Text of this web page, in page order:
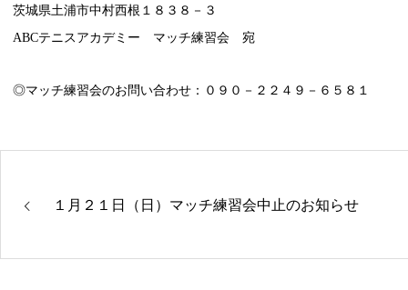
茨城県土浦市中村西根１８３８－３
ABCテニスアカデミー マッチ練習会 宛
◎マッチ練習会のお問い合わせ：０９０－２２４９－６５８１
１月２１日（日）マッチ練習会中止のお知らせ